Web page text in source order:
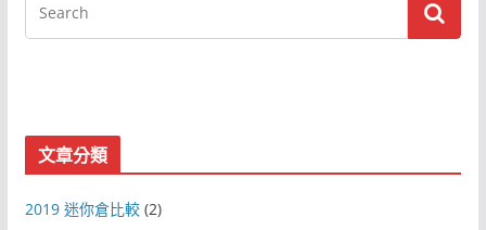
文章分類
2019 迷你倉比較(2)